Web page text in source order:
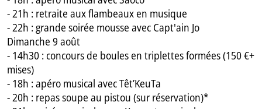
- 21h : retraite aux flambeaux en musique
- 22h : grande soirée mousse avec Capt'ain Jo
Dimanche 9 août
- 14h30 : concours de boules en triplettes formées (150 €+
mises)
- 18h : apéro musical avec Têt’KeuTa
- 20h : repas soupe au pistou (sur réservation)*